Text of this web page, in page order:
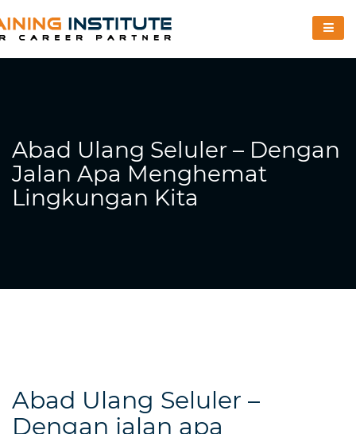
Abad Ulang Seluler – Dengan
Jalan Apa Menghemat
Lingkungan Kita
Abad Ulang Seluler –
Dengan jalan apa